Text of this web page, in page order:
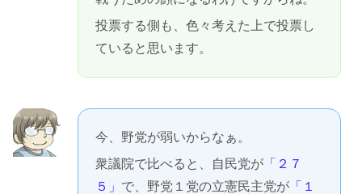
投票する側も、色々考えた上で投票し
ていると思います。
今、野党が弱いからなぁ。
衆議院で比べると、自民党が 「２７
５」 で、野党１党の立憲民主党が 「１